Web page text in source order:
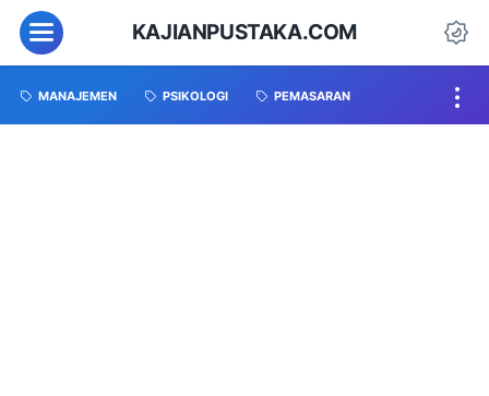
KAJIANPUSTAKA.COM
MANAJEMEN PSIKOLOGI PEMASARAN